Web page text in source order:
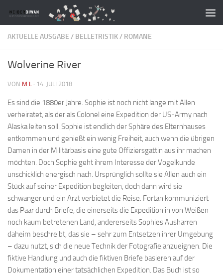
Zum Inhalt springen
AKTUELLE AUSGABE / BELLETRISTIK/ ROMANE
Wolverine River
VON M L · 14. JULI 2018
Es sind die 1880er Jahre. Sophie ist noch nicht lange mit Allen
verheiratet, als der als Colonel eine Expedition der US-Army nach
Alaska leiten soll. Sophie ist endlich der Sphäre des Elternhauses
entkommen und genießt ein wenig Freiheit, auch wenn die übrigen
Damen in der Militärbasis eine gute Offiziersgattin aus ihr machen
möchten. Doch Sophie geht ihrem Interesse der Vogelkunde
unschicklich energisch nach. Ursprünglich sollte sie Allen auch ein
Stück auf seiner Expedition begleiten, doch dann wird sie
schwanger und ein Arzt verbietet die Reise. Fortan kommuniziert
das Paar durch Briefe, die einerseits die Expedition in von Weißen
noch kaum betretenen Land, andererseits Sophies Ausharren
daheim beschreibt, das sie – sehr zum Entsetzen ihrer Umgebung
– dazu nutzt, sich die neue Technik der Fotografie anzueignen. Die
fiktive Handlung und auch die fiktiven Briefe basieren auf der
Dokumentation einer tatsächlichen Expedition. Das Buch ist so